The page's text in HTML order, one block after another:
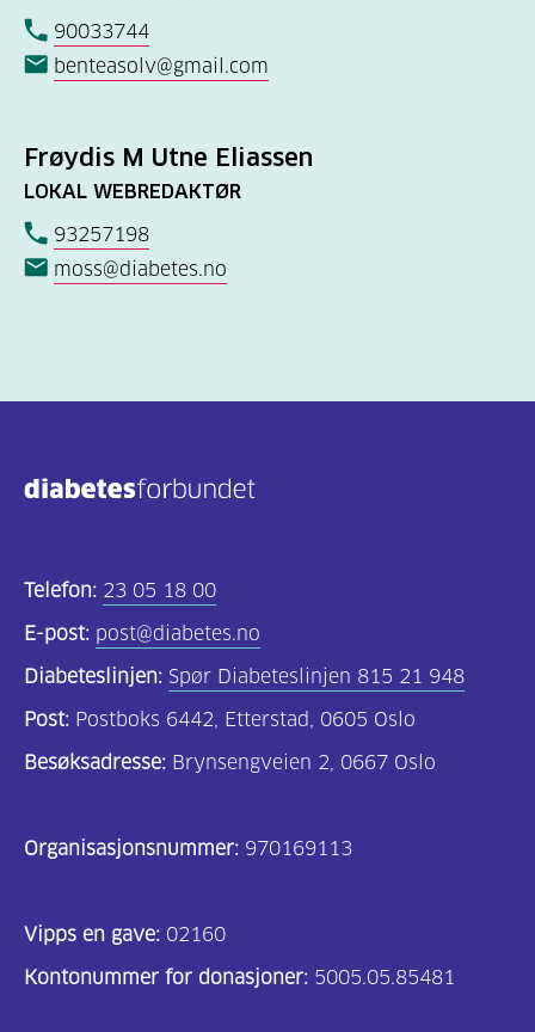
90033744
benteasolv@gmail.com
Frøydis M Utne Eliassen
LOKAL WEBREDAKTØR
93257198
moss@diabetes.no
Telefon: 23 05 18 00
E-post: post@diabetes.no
Diabeteslinjen: Spør Diabeteslinjen 815 21 948
Post: Postboks 6442, Etterstad, 0605 Oslo
Besøksadresse: Brynsengveien 2, 0667 Oslo
Organisasjonsnummer: 970169113
Vipps en gave: 02160
Kontonummer for donasjoner: 5005.05.85481